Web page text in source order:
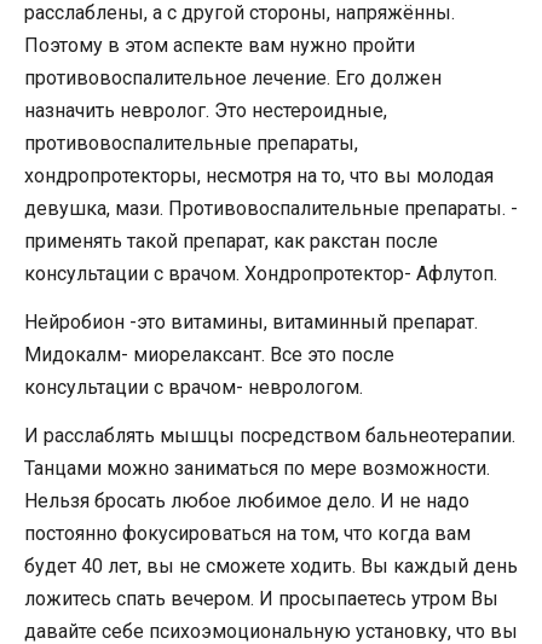
расслаблены, а с другой стороны, напряжённы.
Поэтому в этом аспекте вам нужно пройти
противовоспалительное лечение. Его должен
назначить невролог. Это нестероидные,
противовоспалительные препараты,
хондропротекторы, несмотря на то, что вы молодая
девушка, мази. Противовоспалительные препараты. -
применять такой препарат, как ракстан после
консультации с врачом. Хондропротектор- Афлутоп.
Нейробион -это витамины, витаминный препарат.
Мидокалм- миорелаксант. Все это после
консультации с врачом- неврологом.
И расслаблять мышцы посредством бальнеотерапии.
Танцами можно заниматься по мере возможности.
Нельзя бросать любое любимое дело. И не надо
постоянно фокусироваться на том, что когда вам
будет 40 лет, вы не сможете ходить. Вы каждый день
ложитесь спать вечером. И просыпаетесь утром Вы
давайте себе психоэмоциональную установку, что вы